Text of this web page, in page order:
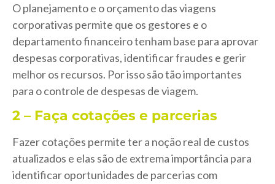
O planejamento e o orçamento das viagens
corporativas permite que os gestores e o
departamento financeiro tenham base para aprovar
despesas corporativas, identificar fraudes e gerir
melhor os recursos. Por isso são tão importantes
para o controle de despesas de viagem.
2 – Faça cotações e parcerias
Fazer cotações permite ter a noção real de custos
atualizados e elas são de extrema importância para
identificar oportunidades de parcerias com